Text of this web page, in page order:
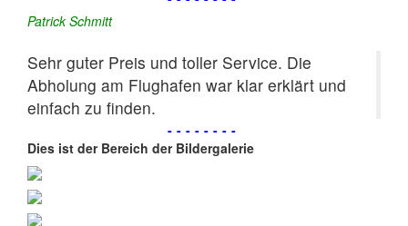
Patrick Schmitt
Sehr guter Preis und toller Service. Die
Abholung am Flughafen war klar erklärt und
einfach zu finden.
--------
Dies ist der Bereich der Bildergalerie